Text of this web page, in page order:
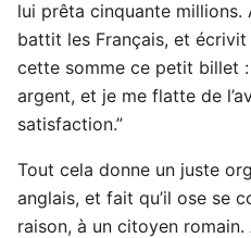
lui prêta cinquante millions.
battit les Français, et
cette somme ce petit billet :
argent, et je me flatte de
satisfaction.”
Tout cela donne un juste
anglais, et fait qu’il ose se
raison, à un citoyen romain.